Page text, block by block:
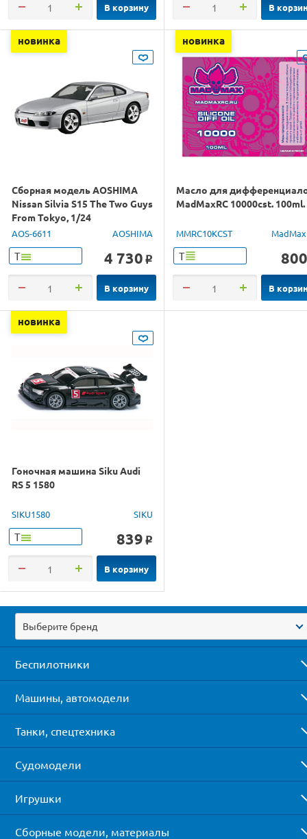
В корзину В
новинка
Сборная модель AOSHIMA
Nissan Silvia S15 The Two Guys
From Tokyo, 1/24
AOS-6611 AOSHIMA
Т 4 730 o
В корзину
новинка
Масло для
MadMaxRC 10000cst. 100ml.
MMRC10KCST
Т 800
В
новинка
Гоночная машина Siku Audi
RS 5 1580
SIKU1580 SIKU
Т 839 o
В корзину
Выберите бренд
Беспилотники
Машины, автомодели
Танки, спецтехника
Судомодели
Игрушки
Сборные модели, материалы